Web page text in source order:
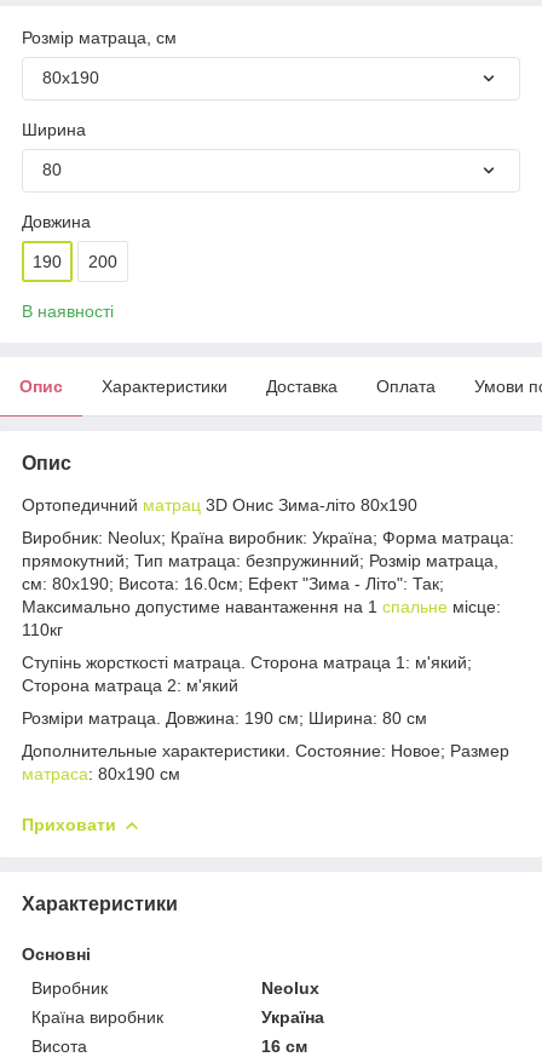
Розмір матраца, см
80х190
Ширина
80
Довжина
190 200
В наявності
Опис Характеристики Доставка Оплата Умови
Опис
Ортопедичний матрац 3D Онис Зима-літо 80х190
Виробник: Neolux; Країна виробник: Україна; Форма матраца:
прямокутний; Тип матраца: безпружинний; Розмір матраца,
см: 80х190; Висота: 16.0см; Ефект "Зима - Літо": Так;
Максимально допустиме навантаження на 1 спальне місце:
110кг
Ступінь жорсткості матраца. Сторона матраца 1: м'який;
Сторона матраца 2: м'який
Розміри матраца. Довжина: 190 см; Ширина: 80 см
Дополнительные характеристики. Состояние: Новое; Размер
матраса: 80х190 см
Приховати
Характеристики
Основні
Виробник
Neolux
Країна виробник
Україна
Висота
16 см